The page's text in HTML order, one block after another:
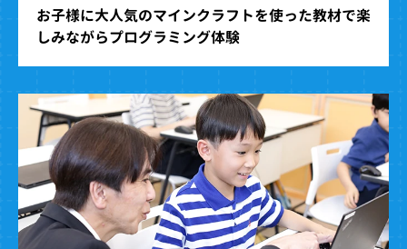
お子様に大人気のマインクラフトを使った教材で楽
しみながらプログラミング体験